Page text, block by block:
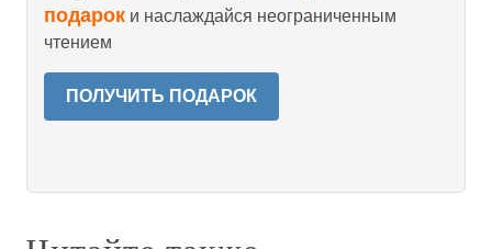
подарок и наслаждайся неограниченным
чтением
ПОЛУЧИТЬ ПОДАРОК